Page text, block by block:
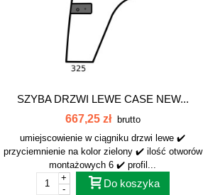
SZYBA DRZWI LEWE CASE NEW...
667,25 zł brutto
umiejscowienie w ciągniku drzwi lewe ✔️
przyciemnienie na kolor zielony ✔️ ilość otworów
montażowych 6 ✔️ profil...
-
+ Do koszyka